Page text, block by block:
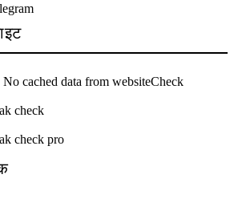
cached data from websiteCheck
check
check pro